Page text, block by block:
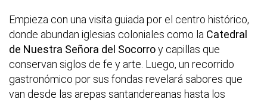
Empieza con una visita guiada por el centro histórico,
donde abundan iglesias coloniales como la Catedral
de Nuestra Señora del Socorroy capillas que
conservan siglos de fe y arte. Luego, un recorrido
gastronómico por sus fondas revelará sabores que
van desde las arepas santandereanas hasta los